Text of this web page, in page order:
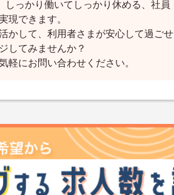
しっかり働いてしっかり休める、社員
現できます。
かして、利用者さまが安心して過ごせ
してみませんか？
軽にお問い合わせください。